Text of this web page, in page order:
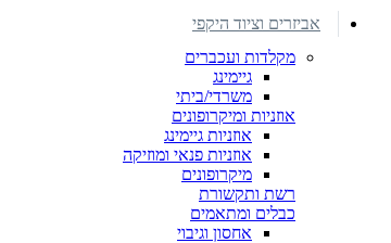
אביזרים וציוד היקפי
מקלדות ועכברים
גיימינג
משרדי/ביתי
אוזניות ומיקרופונים
אוזניות גיימינג
אוזניות פנאי ומוזיקה
מיקרופונים
רשת ותקשורת
כבלים ומתאמים
אחסון וגיבוי